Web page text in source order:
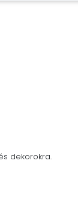
dekorokra.